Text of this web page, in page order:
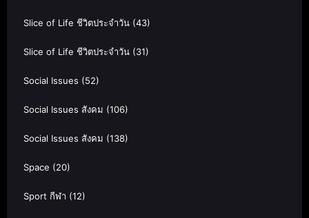
Slice of Life ชีวิตประจำวัน (43)
Slice of Life ชีวิตประจำวัน (31)
Social Issues (52)
Social Issues สังคม (106)
Social Issues สังคม (138)
Space (20)
Sport กีฬา (12)